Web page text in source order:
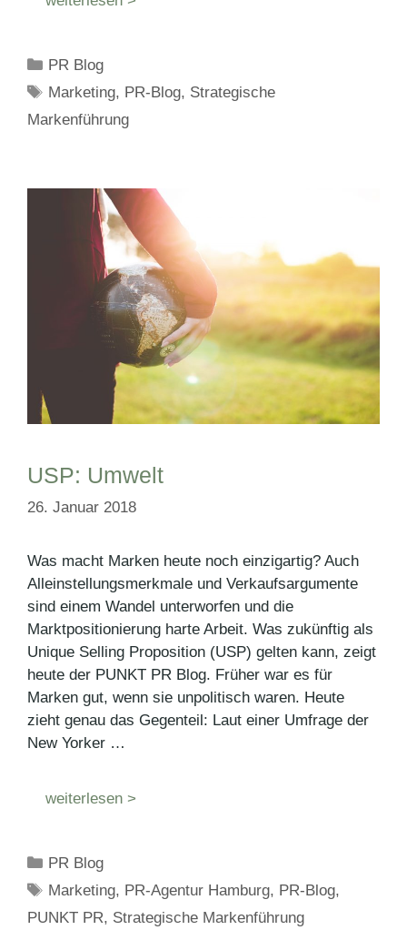
Kategorien
PR Blog
Schlagwörter
Marketing, PR-Blog, Strategische
Markenführung
USP: Umwelt
26. Januar 2018
Was macht Marken heute noch einzigartig? Auch
Alleinstellungsmerkmale und Verkaufsargumente
sind einem Wandel unterworfen und die
Marktpositionierung harte Arbeit. Was zukünftig als
Unique Selling Proposition (USP) gelten kann, zeigt
heute der PUNKT PR Blog. Früher war es für
Marken gut, wenn sie unpolitisch waren. Heute
zieht genau das Gegenteil: Laut einer Umfrage der
New Yorker …
weiterlesen >
Kategorien
PR Blog
Schlagwörter
Marketing, PR-Agentur Hamburg, PR-Blog,
PUNKT PR, Strategische Markenführung